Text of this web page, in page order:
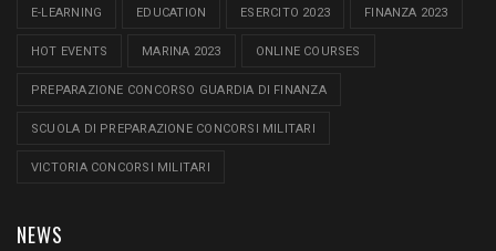
E-LEARNING EDUCATION ESERCITO 2023 FINANZA 2023
HOT EVENTS MARINA 2023 ONLINE COURSES
PREPARAZIONE CONCORSO GUARDIA DI FINANZA
SCUOLA DI PREPARAZIONE CONCORSI MILITARI
VICTORIA CONCORSI MILITARI
NEWS